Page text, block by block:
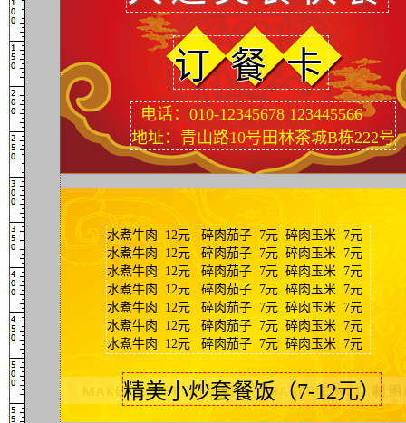
订 餐 卡
电话：010-12345678 123445566
地址：青山路10号田林茶城B栋222号
水煮牛肉 12元 碎肉茄子 7元 碎肉玉米 7元
水煮牛肉 12元 碎肉茄子 7元 碎肉玉米 7元
水煮牛肉 12元 碎肉茄子 7元 碎肉玉米 7元
水煮牛肉 12元 碎肉茄子 7元 碎肉玉米 7元
水煮牛肉 12元 碎肉茄子 7元 碎肉玉米 7元
水煮牛肉 12元 碎肉茄子 7元 碎肉玉米 7元
水煮牛肉 12元 碎肉茄子 7元 碎肉玉米 7元
精美小炒套餐饭（7-12元）